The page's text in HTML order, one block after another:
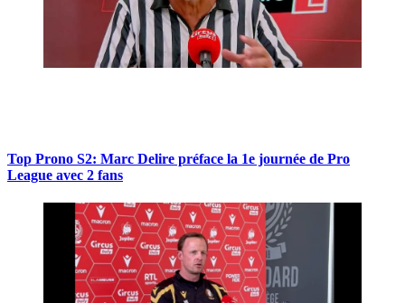
Top Prono S2: Marc Delire préface la 1e journée de Pro
League avec 2 fans